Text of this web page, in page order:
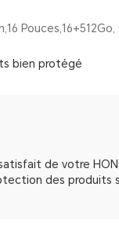
bien protégé
de votre
des produits